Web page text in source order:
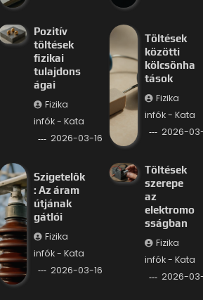
Pozitív
töltések
fizikai
tulajdons
ágai
Fizika
infók - Kata
2026-03-16
Töltések
közötti
kölcsönha
tások
Fizika
infók - Kata
2026-
Szigetelők
: Az áram
útjának
gátlói
Fizika
infók - Kata
2026-03-16
Töltések
szerepe
az
elektromo
sságban
Fizika
infók - Kata
2026-